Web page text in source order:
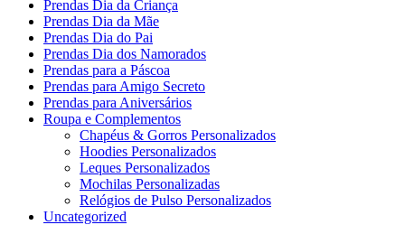
Prendas Dia da Criança
Prendas Dia da Mãe
Prendas Dia do Pai
Prendas Dia dos Namorados
Prendas para a Páscoa
Prendas para Amigo Secreto
Prendas para Aniversários
Roupa e Complementos
Chapéus & Gorros Personalizados
Hoodies Personalizados
Leques Personalizados
Mochilas Personalizadas
Relógios de Pulso Personalizados
Uncategorized